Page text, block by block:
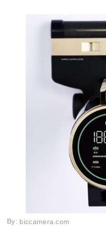
By: biccamera.com